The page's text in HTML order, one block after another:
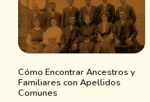
Cómo Encontrar Ancestros y
Familiares con Apellidos
Comunes